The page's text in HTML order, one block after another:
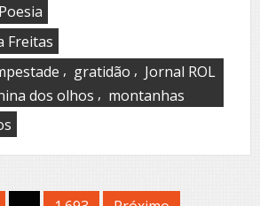
Poesia
Freitas
, gratidão , Jornal ROL
dos olhos , montanhas
dos